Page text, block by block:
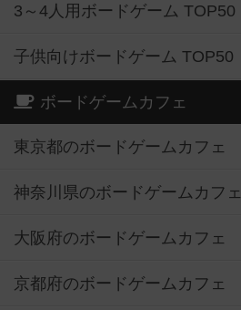
3～4人用ボードゲーム TOP50
子供向けボードゲーム TOP50
ボードゲームカフェ
東京都のボードゲームカフェ
神奈川県のボードゲームカフェ
大阪府のボードゲームカフェ
京都府のボードゲームカフェ